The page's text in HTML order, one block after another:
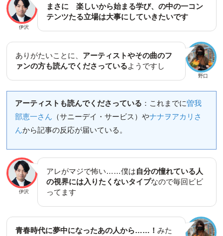
伊沢
まさに 楽しいから始まる学び、の中の一コン
テンツたる立場は大事にしていきたいです
野口
ありがたいことに、 アーティストやその曲のフ
ァンの方も読んでくださっているようですし
アーティストも読んでくださっている ：これまでに曽我
部恵一さん （サニーデイ・サービス）やナナヲアカリさ
んから記事の反応が届いている。
伊沢
アレがマジで怖い……僕は自分の憧れている人
の視界には入りたくないタイプなので毎回ビビ
ってます
青春時代に夢中になったあの人から……！ みた